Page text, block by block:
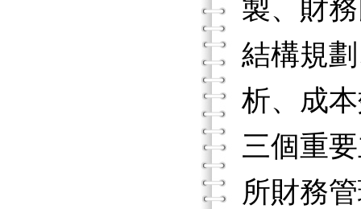
製、財
結構規
析、成
三個重
所財務